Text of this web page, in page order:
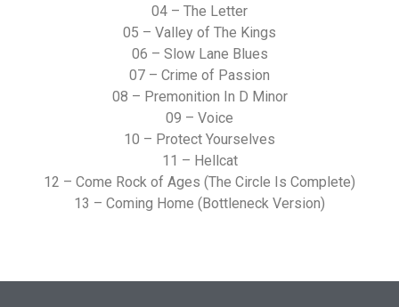
04 – The Letter
05 – Valley of The Kings
06 – Slow Lane Blues
07 – Crime of Passion
08 – Premonition In D Minor
09 – Voice
10 – Protect Yourselves
11 – Hellcat
12 – Come Rock of Ages (The Circle Is Complete)
13 – Coming Home (Bottleneck Version)